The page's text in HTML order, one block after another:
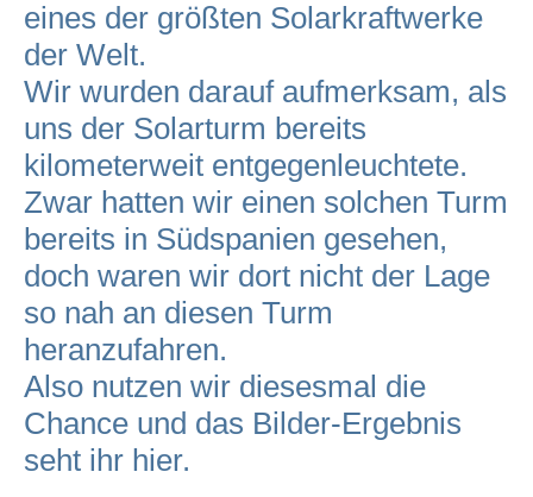
eines der größten Solarkraftwerke
der Welt.
Wir wurden darauf aufmerksam, als
uns der Solarturm bereits
kilometerweit entgegenleuchtete.
Zwar hatten wir einen solchen Turm
bereits in Südspanien gesehen,
doch waren wir dort nicht der Lage
so nah an diesen Turm
heranzufahren.
Also nutzen wir diesesmal die
Chance und das Bilder-Ergebnis
seht ihr hier.